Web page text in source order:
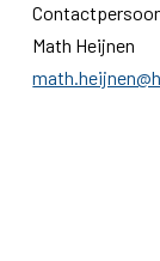
Math Heijnen